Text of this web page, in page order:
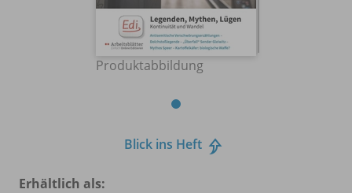
Produktabbildung
Blick ins Heft
Erhältlich als: